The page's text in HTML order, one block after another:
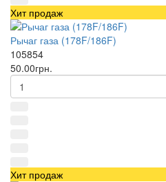
Хит продаж
Рычаг газа (178F/186F)
105854
50.00грн.
Хит продаж